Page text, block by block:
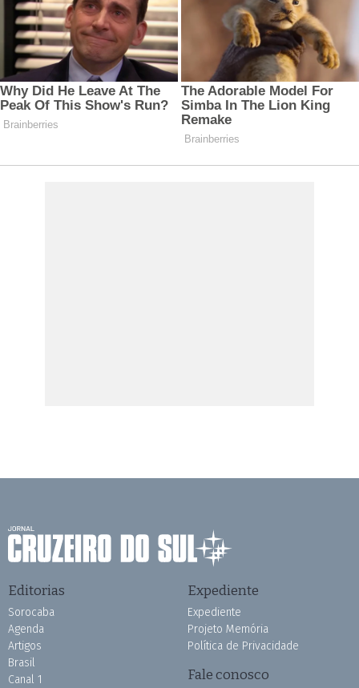
Editorias
Sorocaba
Agenda
Artigos
Brasil
Canal 1
Expediente
Expediente
Projeto Memória
Política de Privacidade
Fale conosco